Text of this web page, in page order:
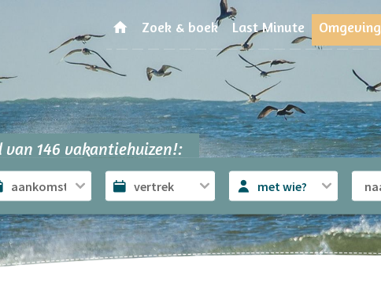
Zoek & boek Last Minute Omgeving
van 146 vakantiehuizen!:
met wie?